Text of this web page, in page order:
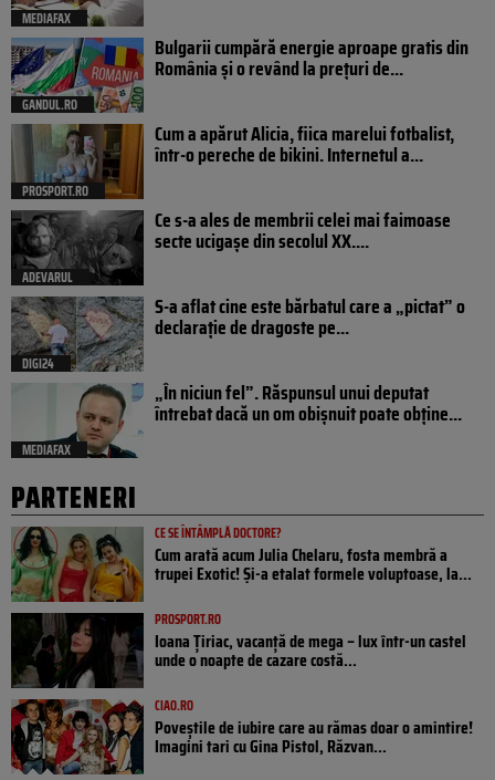
MEDIAFAX
GANDUL.RO
Bulgarii cumpără energie aproape gratis din
România și o revând la prețuri de...
PROSPORT.RO
Cum a apărut Alicia, fiica marelui fotbalist,
într-o pereche de bikini. Internetul a...
ADEVARUL
Ce s-a ales de membrii celei mai faimoase
secte ucigașe din secolul XX....
DIGI24
S-a aflat cine este bărbatul care a „pictat” o
declarație de dragoste pe...
MEDIAFAX
„În niciun fel”. Răspunsul unui deputat
întrebat dacă un om obișnuit poate obține...
PARTENERI
CE SE ÎNTÂMPLĂ DOCTORE?
Cum arată acum Julia Chelaru, fosta membră a
trupei Exotic! Și-a etalat formele voluptoase, la...
PROSPORT.RO
Ioana Țiriac, vacanță de mega – lux într-un castel
unde o noapte de cazare costă...
CIAO.RO
Poveştile de iubire care au rămas doar o amintire!
Imagini tari cu Gina Pistol, Răzvan...